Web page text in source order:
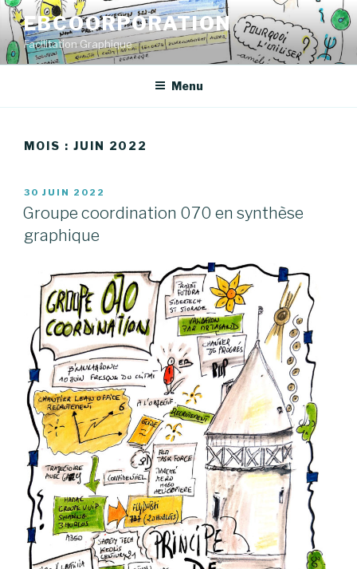
Aller
au
contenu
principal
EBCOORPORATION
Facilitation Graphique
Menu
MOIS : JUIN 2022
PUBLIÉ
LE
30 JUIN 2022
Groupe coordination 070 en synthèse
graphique